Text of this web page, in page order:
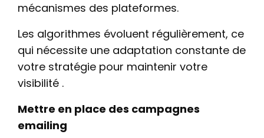
mécanismes des plateformes.
Les algorithmes évoluent régulièrement, ce
qui nécessite une adaptation constante de
votre stratégie pour maintenir votre
visibilité .
Mettre en place des campagnes
emailing